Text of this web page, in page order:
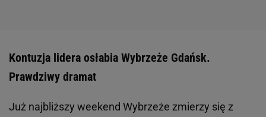
Kontuzja lidera osłabia Wybrzeże Gdańsk.
Prawdziwy dramat
Już najbliższy weekend Wybrzeże zmierzy się z